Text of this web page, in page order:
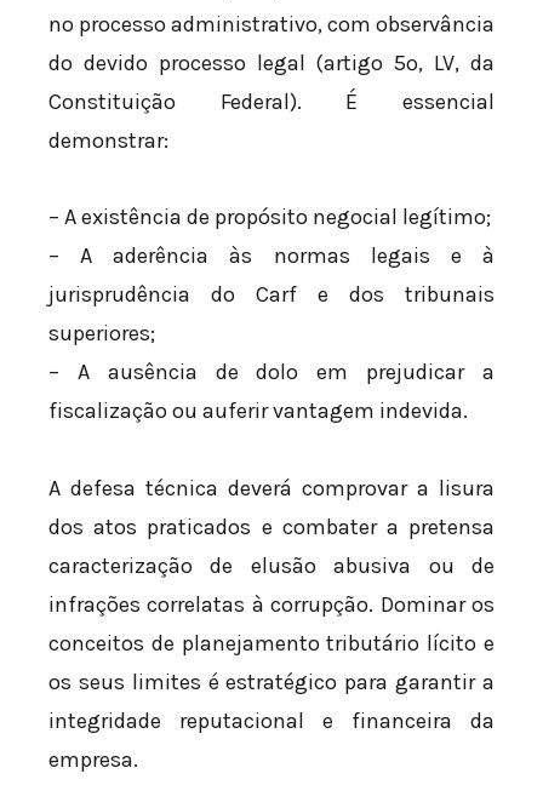
no processo administrativo, com observância
do devido processo legal (artigo 5º, LV, da
Constituição Federal). É essencial
demonstrar:
– A existência de propósito negocial legítimo;
– A aderência às normas legais e à
jurisprudência do Carf e dos tribunais
superiores;
– A ausência de dolo em prejudicar a
fiscalização ou auferir vantagem indevida.
A defesa técnica deverá comprovar a lisura
dos atos praticados e combater a pretensa
caracterização de elusão abusiva ou de
infrações correlatas à corrupção. Dominar os
conceitos de planejamento tributário lícito e
os seus limites é estratégico para garantir a
integridade reputacional e financeira da
empresa.